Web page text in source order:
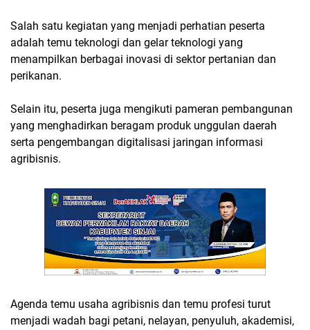
Salah satu kegiatan yang menjadi perhatian peserta
adalah temu teknologi dan gelar teknologi yang
menampilkan berbagai inovasi di sektor pertanian dan
perikanan.
Selain itu, peserta juga mengikuti pameran pembangunan
yang menghadirkan beragam produk unggulan daerah
serta pengembangan digitalisasi jaringan informasi
agribisnis.
Agenda temu usaha agribisnis dan temu profesi turut
menjadi wadah bagi petani, nelayan, penyuluh, akademisi,